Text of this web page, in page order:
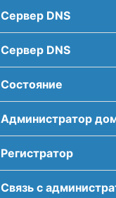
Сервер DNS
Сервер DNS
Соcтояние
Администратор
Регистратор
Связь с